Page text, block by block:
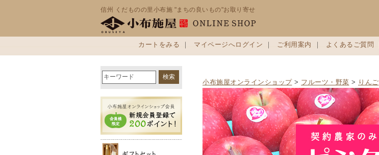
信州 くだものの里小布施 "まちの良いもの"お取り寄せ
カートをみる ｜ マイページへログイン ｜ ご利用案内 ｜ よくあるご質問
小布施屋オンラインショップ> フルーツ・野菜 > りんご